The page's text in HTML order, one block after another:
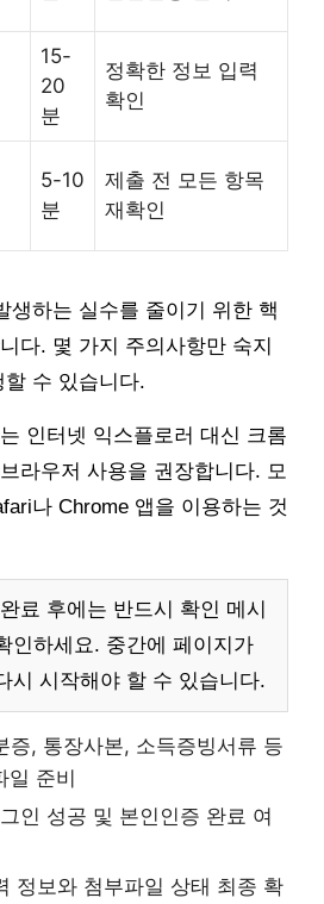
15-
20
분
정확한 정보 입력
확인
5-10
분
제출 전 모든 항목
재확인
생하는 실수를 줄이기 위한 핵
다. 몇 가지 주의사항만 숙지
수 있습니다.
인터넷 익스플로러 대신 크롬
라우저 사용을 권장합니다. 모
나 Chrome 앱을 이용하는 것
료 후에는 반드시 확인 메시
인하세요. 중간에 페이지가
시 시작해야 할 수 있습니다.
증, 통장사본, 소득증빙서류 등
일 준비
인 성공 및 본인인증 완료 여
정보와 첨부파일 상태 최종 확